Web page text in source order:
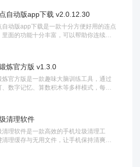
自动版app下载 v2.0.12.30
自动版app下载是一款十分方便好用的连点
里面的功能十分丰富，可以帮助你连续进
炼官方版 v1.3.0
炼官方版是一款趣味大脑训练工具，通过
、数字记忆、算数积木等多样模式，每日
清理软件
清理软件是一款高效的手机垃圾清理工
清理缓存与无用文件，让手机保持清爽流